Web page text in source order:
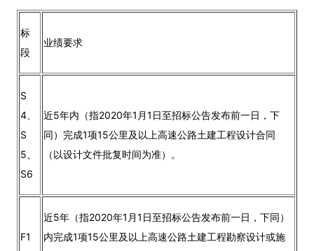
标
段
业绩要求
S
4、
S
5、
S6
近5年内（指2020年1月1日至招标公告发布前一日，下
同）完成1项15公里及以上高速公路土建工程设计合同
（以设计文件批复时间为准）。
F1
近5年（指2020年1月1日至招标公告发布前一日，下同）
内完成1项15公里及以上高速公路土建工程勘察设计或施